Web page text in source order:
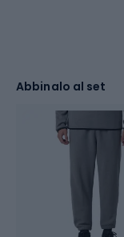
Abbinalo al set